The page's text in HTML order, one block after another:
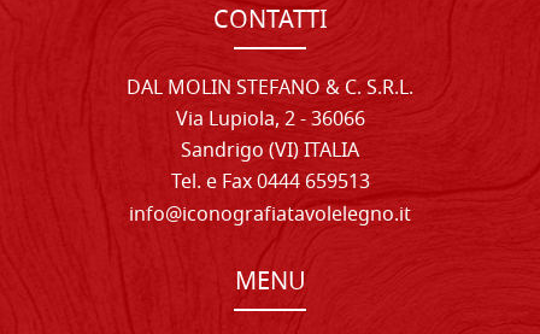
CONTATTI
DAL MOLIN STEFANO & C. S.R.L.
Via Lupiola, 2 - 36066
Sandrigo (VI) ITALIA
Tel. e Fax 0444 659513
info@iconografiatavolelegno.it
MENU